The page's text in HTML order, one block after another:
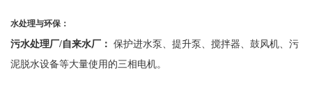
水处理与环保：
污水处理厂/自来水厂： 保护进水泵、提升泵、搅拌器、鼓风机、污
泥脱水设备等大量使用的三相电机。